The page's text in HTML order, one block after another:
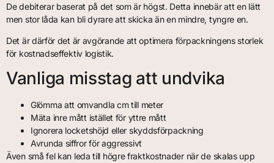
De debiterar baserat på det som är högst. Detta innebär att en lätt
men stor låda kan bli dyrare att skicka än en mindre, tyngre en.
Det är därför det är avgörande att optimera förpackningens storlek
för kostnadseffektiv logistik.
Vanliga misstag att undvika
Glömma att omvandla cm till meter
Mäta inre mått istället för yttre mått
Ignorera locketshöjd eller skyddsförpackning
Avrunda siffror för aggressivt
Även små fel kan leda till högre fraktkostnader när de skalas upp